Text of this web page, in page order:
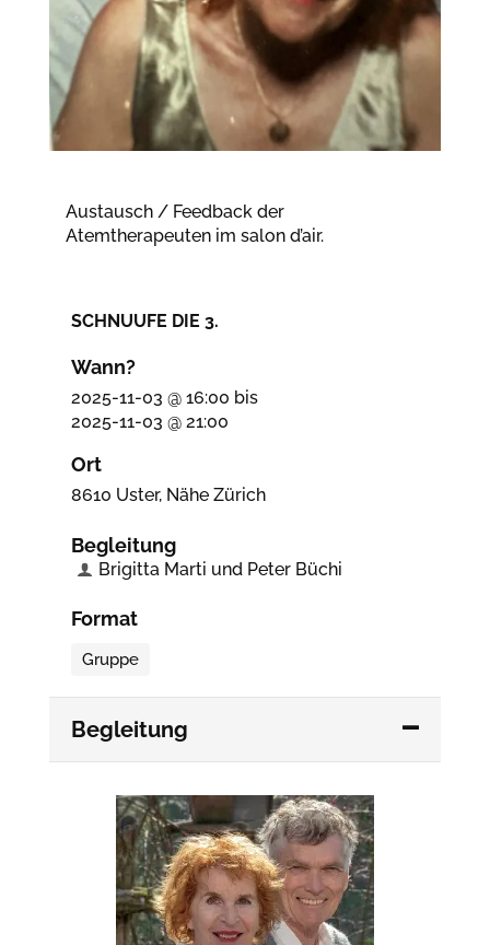
Austausch / Feedback der
Atemtherapeuten im salon d’air.
SCHNUUFE DIE 3.
Wann?
2025-11-03 @ 16:00 bis
2025-11-03 @ 21:00
Ort
8610 Uster, Nähe Zürich
Begleitung
Brigitta Marti und Peter Büchi
Format
Gruppe
Begleitung